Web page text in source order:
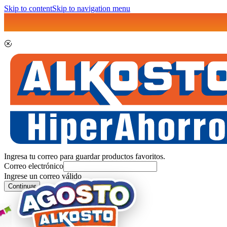
Skip to contentSkip to navigation menu
Ingresa tu correo para guardar productos favoritos.
Correo electrónico
Ingrese un correo válido
Continuar